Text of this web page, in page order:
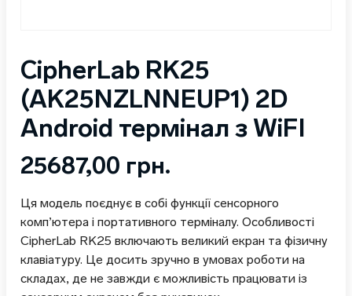
CipherLab RK25
(AK25NZLNNEUP1) 2D
Android термінал з WiFI
25687,00 грн.
Ця модель поєднує в собі функції сенсорного
комп’ютера і портативного терміналу. Особливості
CipherLab RK25 включають великий екран та фізичну
клавіатуру. Це досить зручно в умовах роботи на
складах, де не завжди є можливість працювати із